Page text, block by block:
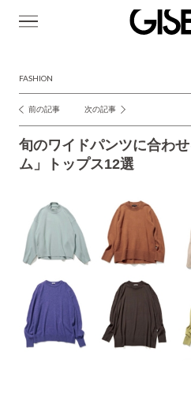
FASHION
投
稿
ナ
ー
シ
ン
前の記事 次の記事
旬のワイドパンツに合わ
ム」トップス12選